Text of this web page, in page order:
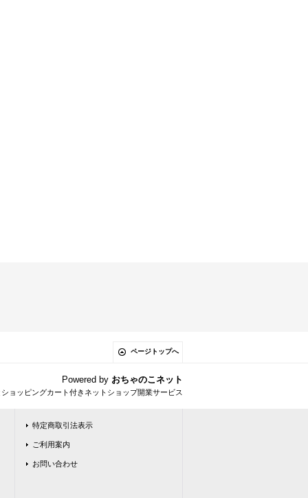
ページトップへ
Powered by おちゃのこネット
ョッピングカート付きネットショップ開業サービス
特定商取引法表示
ご利用案内
お問い合わせ